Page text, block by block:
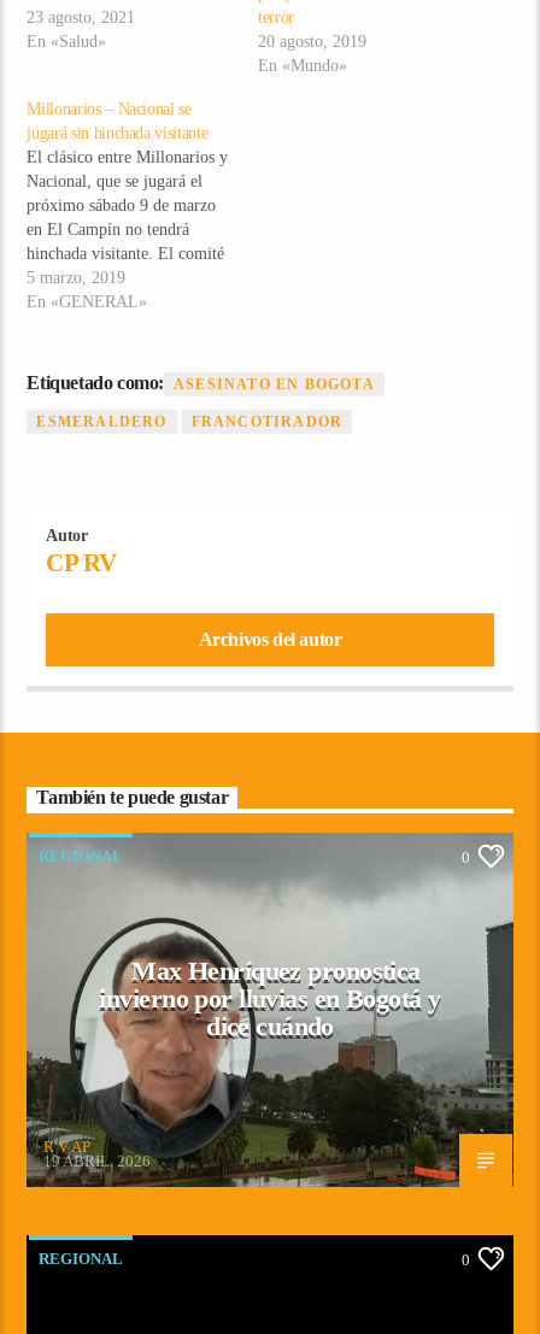
23 agosto, 2021
En «Salud»
terror
20 agosto, 2019
En «Mundo»
Millonarios – Nacional se
jugará sin hinchada visitante
El clásico entre Millonarios y
Nacional, que se jugará el
próximo sábado 9 de marzo
en El Campín no tendrá
hinchada visitante. El comité
de seguridad de Bogotá y
Millonarios confirmaron que
ingresar al estadio la hinchada
azul. El estadio El…
5 marzo, 2019
En «GENERAL»
Etiquetado como: ASESINATO EN BOGOTA
ESMERALDERO FRANCOTIRADOR
Autor
CP RV
Archivos del autor
También te puede gustar
REGIONAL 0
Max Henríquez pronostica
invierno por lluvias en Bogotá y
dice cuándo
R V AP
19 ABRIL, 2026
REGIONAL 0